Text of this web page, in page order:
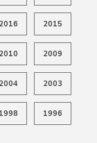
2016 2015
2010 2009
2004 2003
1998 1996